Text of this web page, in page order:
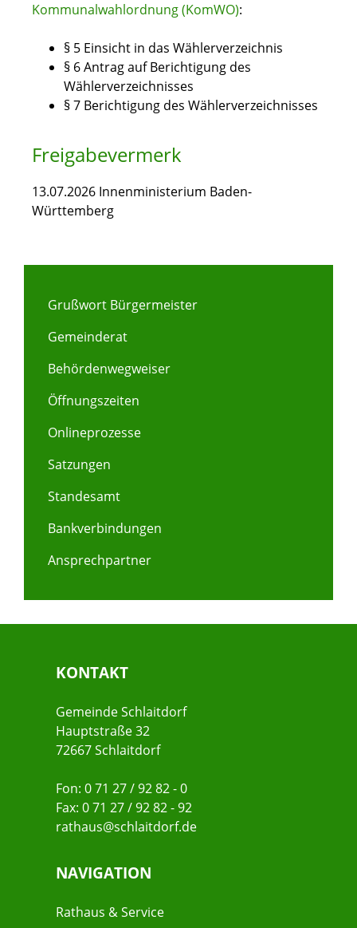
Kommunalwahlordnung (KomWO):
§ 5 Einsicht in das Wählerverzeichnis
§ 6 Antrag auf Berichtigung des
Wählerverzeichnisses
§ 7 Berichtigung des Wählerverzeichnisses
Freigabevermerk
13.07.2026 Innenministerium Baden-
Württemberg
Grußwort Bürgermeister
Gemeinderat
Behördenwegweiser
Öffnungszeiten
Onlineprozesse
Satzungen
Standesamt
Bankverbindungen
Ansprechpartner
KONTAKT
Gemeinde Schlaitdorf
Hauptstraße 32
72667 Schlaitdorf
Fon: 0 71 27 / 92 82 - 0
Fax: 0 71 27 / 92 82 - 92
rathaus@schlaitdorf.de
NAVIGATION
Rathaus & Service